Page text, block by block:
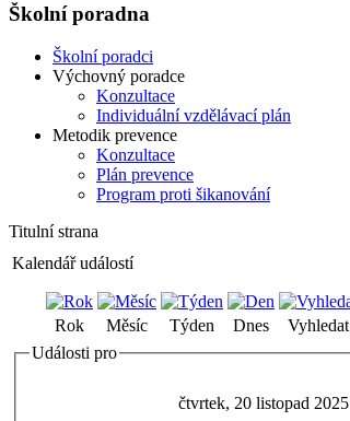
Školní poradna
Školní poradci
Výchovný poradce
Konzultace
Individuální vzdělávací plán
Metodik prevence
Konzultace
Plán prevence
Program proti šikanování
Titulní strana
Kalendář událostí
Rok Měsíc Týden Dnes Vyhledat
Události pro
čtvrtek, 20 listopad 2025